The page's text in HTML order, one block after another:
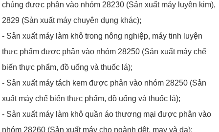
chúng được phân vào nhóm 28230 (Sản xuất máy luyện kim),
2829 (Sản xuất máy chuyên dụng khác);
- Sản xuất máy làm khô trong nông nghiệp, máy tinh luyện
thực phẩm được phân vào nhóm 28250 (Sản xuất máy chế
biến thực phẩm, đồ uống và thuốc lá);
- Sản xuất máy tách kem được phân vào nhóm 28250 (Sản
xuất máy chế biến thực phẩm, đồ uống và thuốc lá);
- Sản xuất máy làm khô quần áo thương mại được phân vào
nhóm 28260 (Sản xuất máy cho ngành dệt, may và da);